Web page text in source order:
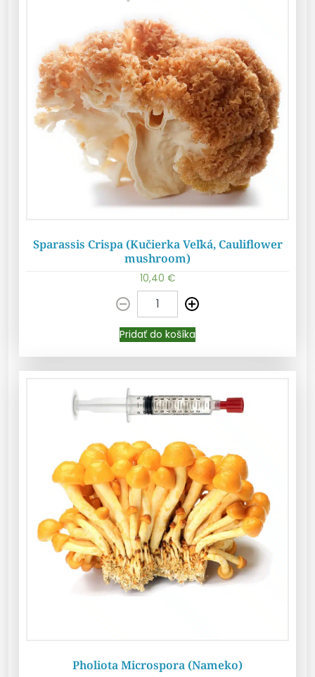
Pridať do košíka
Sparassis Crispa (Kučierka Veľká, Cauliflower
mushroom)
10,40 €
Pridať do košíka
Pholiota Microspora (Nameko)